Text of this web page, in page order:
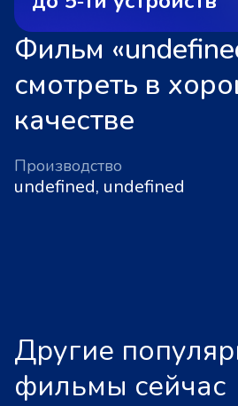
Фильм
смотреть в
качестве
Производство
undefined, undefined
Другие
фильмы сейчас